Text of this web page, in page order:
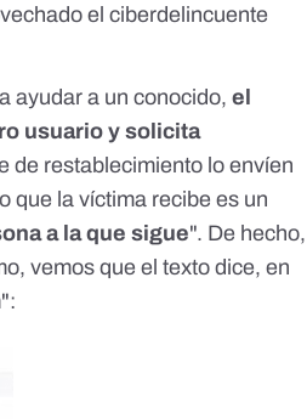
el ciberdelincuente
ayudar a un conocido, el
usuario y solicita
de restablecimiento lo envíen
que la víctima recibe es un
a la que sigue". De hecho,
vemos que el texto dice, en